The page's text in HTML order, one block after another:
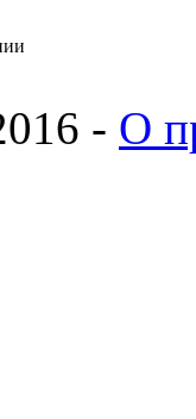
- О